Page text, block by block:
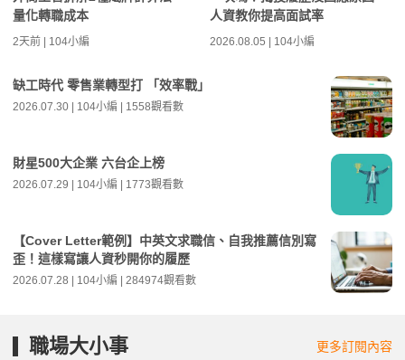
量化轉職成本
2天前 | 104小編
人資教你提高面試率
2026.08.05 | 104小編
缺工時代 零售業轉型打 「效率戰」
2026.07.30 | 104小編 | 1558觀看數
財星500大企業 六台企上榜
2026.07.29 | 104小編 | 1773觀看數
【Cover Letter範例】中英文求職信、自我推薦信別寫
歪！這樣寫讓人資秒開你的履歷
2026.07.28 | 104小編 | 284974觀看數
職場大小事 更多訂閱內容